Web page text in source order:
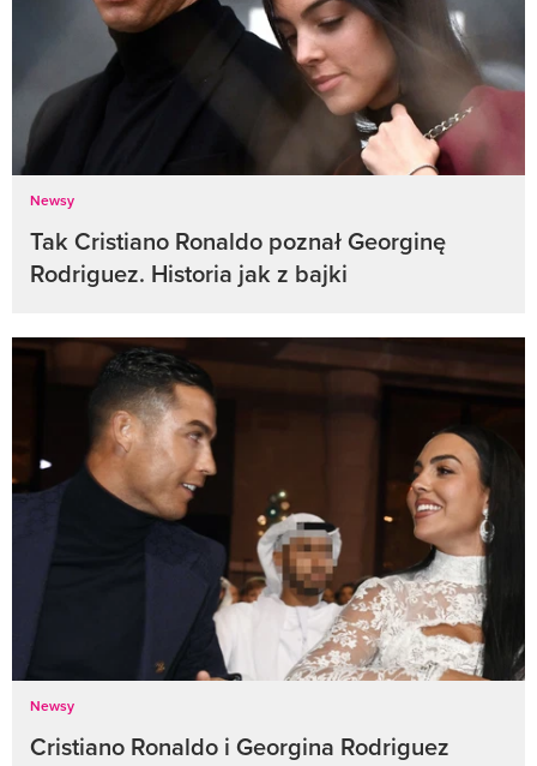
Newsy
Tak Cristiano Ronaldo poznał Georginę
Rodriguez. Historia jak z bajki
Newsy
Cristiano Ronaldo i Georgina Rodriguez